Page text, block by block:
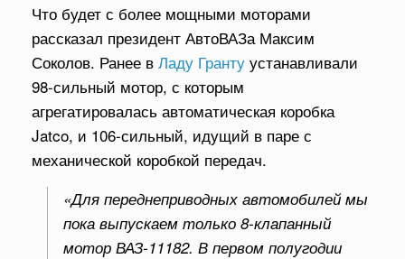
Что будет с более мощными моторами
рассказал президент АвтоВАЗа Максим
Соколов. Ранее в Ладу Гранту устанавливали
98-сильный мотор, с которым
агрегатировалась автоматическая коробка
Jatco, и 106-сильный, идущий в паре с
механической коробкой передач.
«Для переднеприводных автомобилей мы
пока выпускаем только 8‑клапанный
мотор ВАЗ‑11182. В первом полугодии